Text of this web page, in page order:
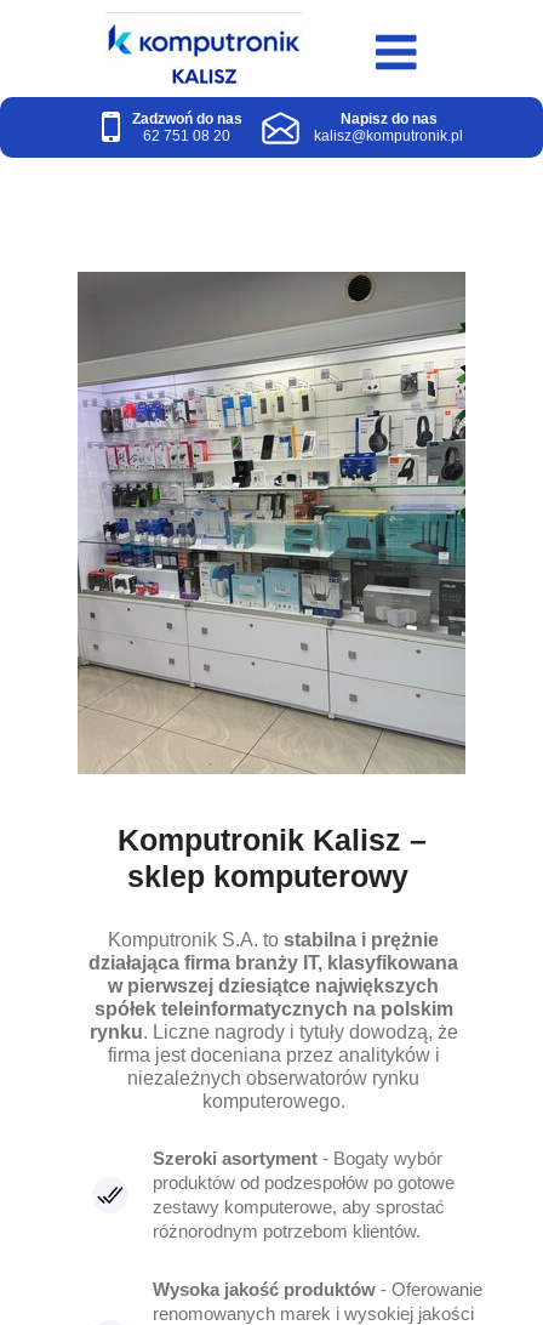
Zadzwoń do nas
62 751 08 20
Napisz do nas
kalisz@komputronik.pl
Komputronik Kalisz –
sklep komputerowy
Komputronik S.A. to stabilna i prężnie
działająca firma branży IT, klasyfikowana
w pierwszej dziesiątce największych
spółek teleinformatycznych na polskim
rynku. Liczne nagrody i tytuły dowodzą, że
firma jest doceniana przez analityków i
niezależnych obserwatorów rynku
komputerowego.
Szeroki asortyment - Bogaty wybór
produktów od podzespołów po gotowe
zestawy komputerowe, aby sprostać
różnorodnym potrzebom klientów.
Wysoka jakość produktów - Oferowanie
renomowanych marek i wysokiej jakości